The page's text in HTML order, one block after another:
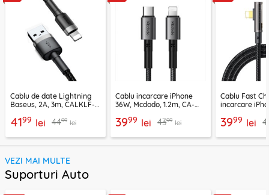
Cablu de date Lightning
Baseus, 2A, 3m, CALKLF-
4199 lei 4499 lei
Cablu incarcare iPhone
36W, Mcdodo, 1.2m, CA-
3999 lei 4399 lei
Cablu Fast
incarcare
3999 lei
VEZI MAI MULTE
Suporturi Auto